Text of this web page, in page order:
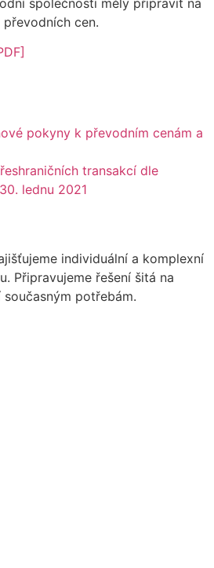
společnosti měly připravit na
cen.
pokyny k převodním cenám a
transakcí dle
lednu 2021
individuální a komplexní
Připravujeme řešení šitá na
potřebám.